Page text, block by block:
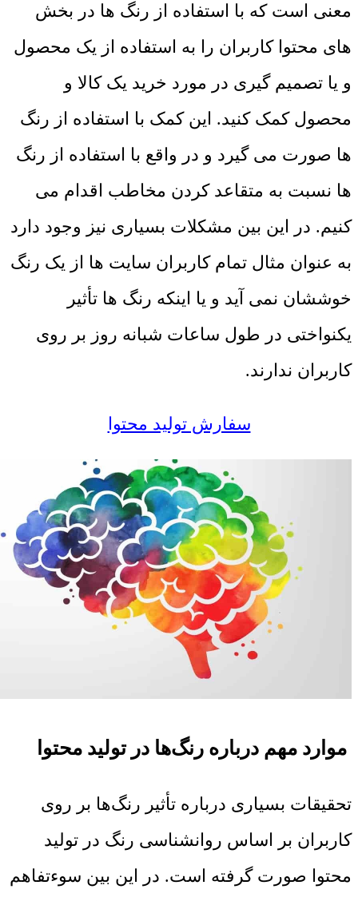
معنی است که با استفاده از رنگ ها در بخش
های محتوا کاربران را به استفاده از یک محصول
و یا تصمیم گیری در مورد خرید یک کالا و
محصول کمک کنید. این کمک با استفاده از رنگ
ها صورت می گیرد و در واقع با استفاده از رنگ
ها نسبت به متقاعد کردن مخاطب اقدام می
کنیم. در این بین مشکلات بسیاری نیز وجود دارد
به عنوان مثال تمام کاربران سایت ها از یک رنگ
خوششان نمی آید و یا اینکه رنگ ها تأثیر
یکنواختی در طول ساعات شبانه روز بر روی
کاربران ندارند.
سفارش تولید محتوا
موارد مهم درباره رنگ‌ها در تولید محتوا
تحقیقات بسیاری درباره تأثیر رنگ‌ها بر روی
کاربران بر اساس روانشناسی رنگ در تولید
محتوا صورت گرفته است. در این بین سوءتفاهم